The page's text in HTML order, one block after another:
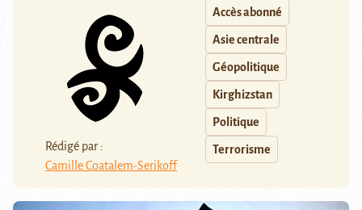
Rédigé par :
Camille Coatalem-Serikoff
Accès abonné
Asie centrale
Géopolitique
Kirghizstan
Politique
Terrorisme